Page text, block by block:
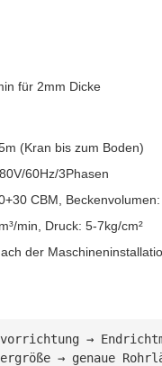
für 2mm Dicke
(Kran bis zum Boden)
60Hz/3Phasen
CBM, Beckenvolumen:
min, Druck: 5-7kg/cm²
der
→
→ genaue